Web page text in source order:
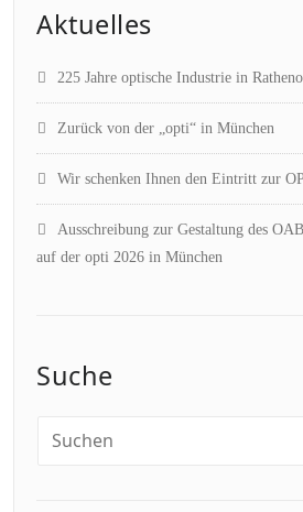
Aktuelles
225 Jahre optische Industrie in
Zurück von der „opti“ in München
Wir schenken Ihnen den Eintritt zur
Ausschreibung zur Gestaltung des
auf der opti 2026 in München
Suche